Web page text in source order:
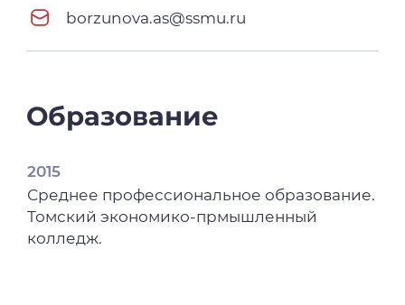
borzunova.as@ssmu.ru
Образование
2015
Среднее профессиональное образование.
Томский экономико-прмышленный
колледж.